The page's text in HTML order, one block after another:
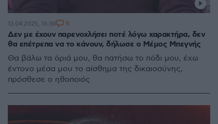
Δεν με έχουν παρενοχλήσει ποτέ λόγω χαρακτήρα, δεν
θα επέτρεπα να το κάνουν, δήλωσε ο Μέμος Μπεγνής
Θα βάλω τα όριά μου, θα πατήσω το πόδι μου, έχω
έντονο μέσα μου το αίσθημα της δικαιοσύνης,
πρόσθεσε ο ηθοποιός
13.04.2025, 16:30 8